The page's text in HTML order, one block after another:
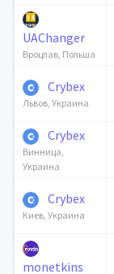
UAChanger
Вроцлав, Польша
Crybex
Львов, Украина
Crybex
Винница,
Украина
Crybex
Киев, Украина
monetkins